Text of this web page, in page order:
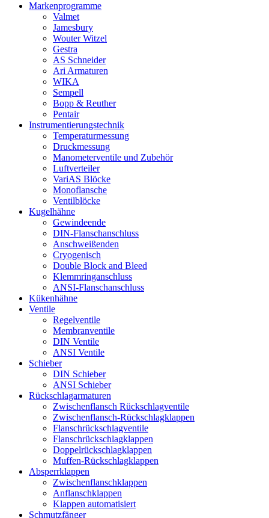
Markenprogramme
Valmet
Jamesbury
Wouter Witzel
Gestra
AS Schneider
Ari Armaturen
WIKA
Sempell
Bopp & Reuther
Pentair
Instrumentierungs­technik
Temperaturmessung
Druckmessung
Manometerventile und Zubehör
Luftverteiler
VariAS Blöcke
Monoflansche
Ventilblöcke
Kugelhähne
Gewindeende
DIN-Flanschanschluss
Anschweißenden
Cryogenisch
Double Block and Bleed
Klemmringanschluss
ANSI-Flanschanschluss
Kükenhähne
Ventile
Regelventile
Membranventile
DIN Ventile
ANSI Ventile
Schieber
DIN Schieber
ANSI Schieber
Rückschlag­armaturen
Zwischenflansch Rückschlagventile
Zwischenflansch-Rückschlagklappen
Flanschrückschlagventile
Flanschrückschlagklappen
Doppelrückschlagklappen
Muffen-Rückschlagklappen
Absperrklappen
Zwischenflanschklappen
Anflanschklappen
Klappen automatisiert
Schmutzfänger